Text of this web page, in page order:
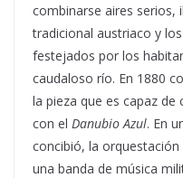
combinarse aires serios,
tradicional austriaco y
festejados por los
caudaloso río. En 1880
la pieza que es capaz de
con el Danubio Azul. En
concibió, la
una banda de música